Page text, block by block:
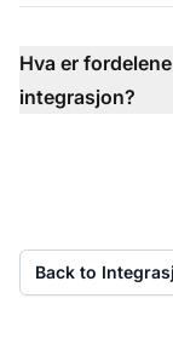
Hva er
integrasjon?
Back to